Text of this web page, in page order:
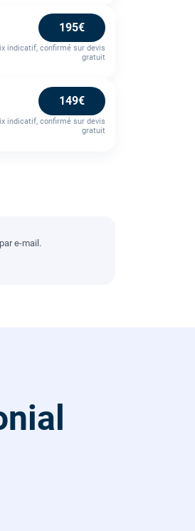
195€
indicatif, confirmé sur devis
gratuit
149€
indicatif, confirmé sur devis
gratuit
e-mail.